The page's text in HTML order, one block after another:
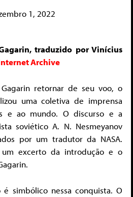
1, 2022
traduzido por Vinícius
Archive
retornar de seu voo, o
uma coletiva de imprensa
e ao mundo. O discurso e a
soviético A. N. Nesmeyanov
por um tradutor da NASA.
um excerto da introdução e o
é simbólico nessa conquista. O